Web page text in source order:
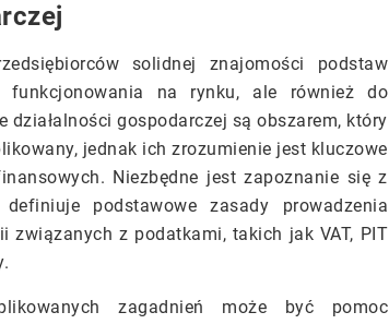
solidnej znajomości podstaw
na rynku, ale również do
gospodarczej są obszarem, który
jednak ich zrozumienie jest kluczowe
Niezbędne jest zapoznanie się z
podstawowe zasady prowadzenia
związanych z podatkami, takich jak VAT, PIT
zagadnień może być pomoc